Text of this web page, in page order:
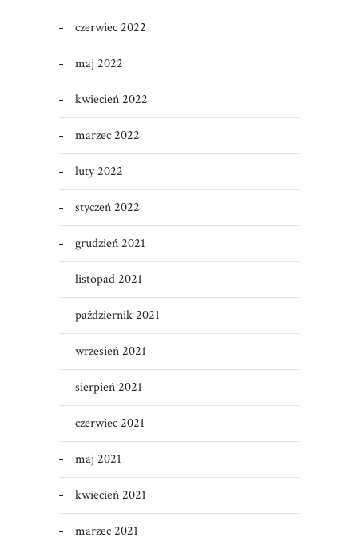
czerwiec 2022
maj 2022
kwiecień 2022
marzec 2022
luty 2022
styczeń 2022
grudzień 2021
listopad 2021
październik 2021
wrzesień 2021
sierpień 2021
czerwiec 2021
maj 2021
kwiecień 2021
marzec 2021